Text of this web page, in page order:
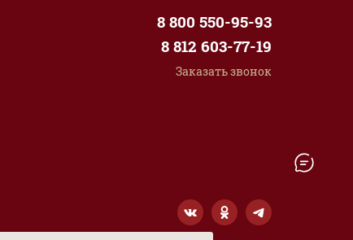
8 800 550-95-93
8 812 603-77-19
Заказать звонок